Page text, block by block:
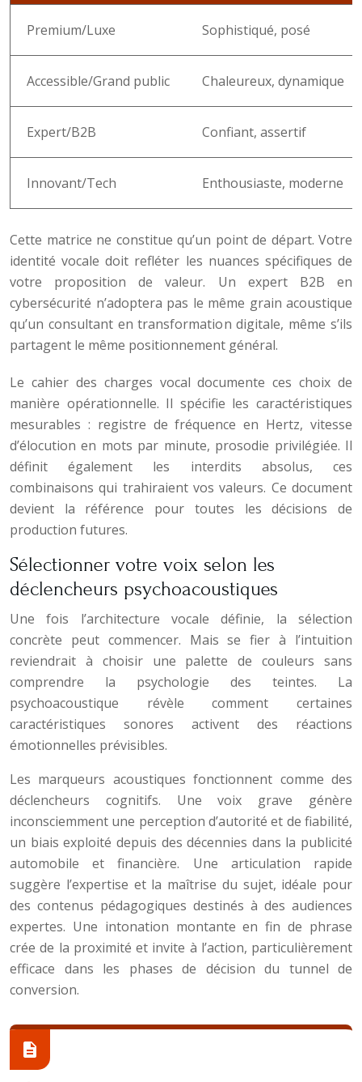
Premium/Luxe Sophistiqué, posé
Accessible/Grand public Chaleureux, dynamique
Expert/B2B Confiant, assertif
Innovant/Tech Enthousiaste, moderne
Cette matrice ne constitue qu’un point de départ. Votre
identité vocale doit refléter les nuances spécifiques de
votre proposition de valeur. Un expert B2B en
cybersécurité n’adoptera pas le même grain acoustique
qu’un consultant en transformation digitale, même s’ils
partagent le même positionnement général.
Le cahier des charges vocal documente ces choix de
manière opérationnelle. Il spécifie les caractéristiques
mesurables : registre de fréquence en Hertz, vitesse
d’élocution en mots par minute, prosodie privilégiée. Il
définit également les interdits absolus, ces
combinaisons qui trahiraient vos valeurs. Ce document
devient la référence pour toutes les décisions de
production futures.
Sélectionner votre voix selon les
déclencheurs psychoacoustiques
Une fois l’architecture vocale définie, la sélection
concrète peut commencer. Mais se fier à l’intuition
reviendrait à choisir une palette de couleurs sans
comprendre la psychologie des teintes. La
psychoacoustique révèle comment certaines
caractéristiques sonores activent des réactions
émotionnelles prévisibles.
Les marqueurs acoustiques fonctionnent comme des
déclencheurs cognitifs. Une voix grave génère
inconsciemment une perception d’autorité et de fiabilité,
un biais exploité depuis des décennies dans la publicité
automobile et financière. Une articulation rapide
suggère l’expertise et la maîtrise du sujet, idéale pour
des contenus pédagogiques destinés à des audiences
expertes. Une intonation montante en fin de phrase
crée de la proximité et invite à l’action, particulièrement
efficace dans les phases de décision du tunnel de
conversion.